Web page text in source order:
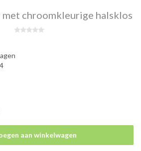
met chroomkleurige halsklos
aan winkelwagen